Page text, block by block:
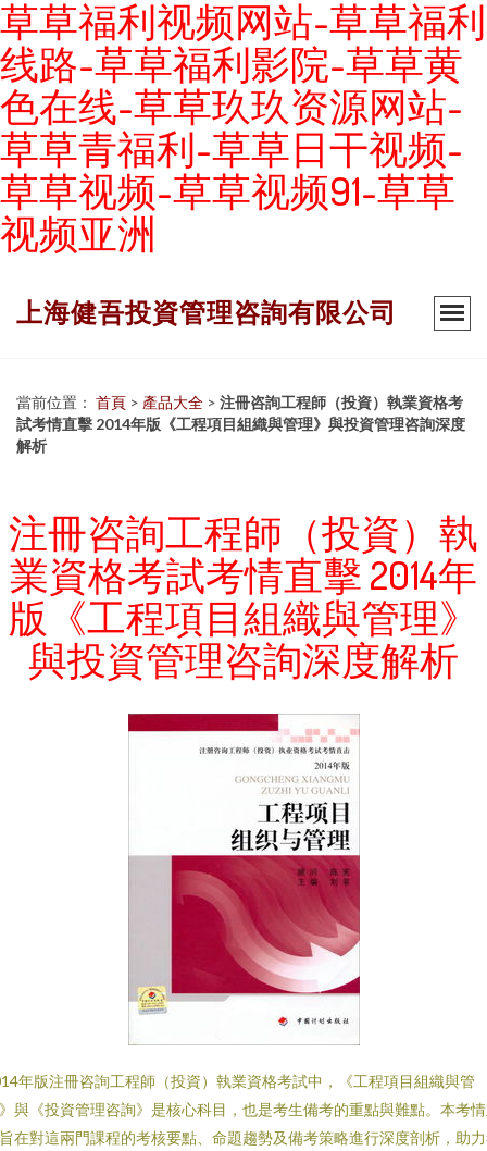
草草福利视频网站-草草福利
线路-草草福利影院-草草黄
色在线-草草玖玖资源网站-
草草青福利-草草日干视频-
草草视频-草草视频91-草草
视频亚洲
上海健吾投資管理咨詢有限公司
當前位置： 首頁 > 產品大全 > 注冊咨詢工程師（投資）執業資格考
試考情直擊 2014年版《工程項目組織與管理》與投資管理咨詢深度
解析
注冊咨詢工程師（投資）執
業資格考試考情直擊 2014年
版《工程項目組織與管理》
與投資管理咨詢深度解析
年版注冊咨詢工程師（投資）執業資格考試中，《工程項目組織與管
與《投資管理咨詢》是核心科目，也是考生備考的重點與難點。本考
在對這兩門課程的考核要點、命題趨勢及備考策略進行深度剖析，助